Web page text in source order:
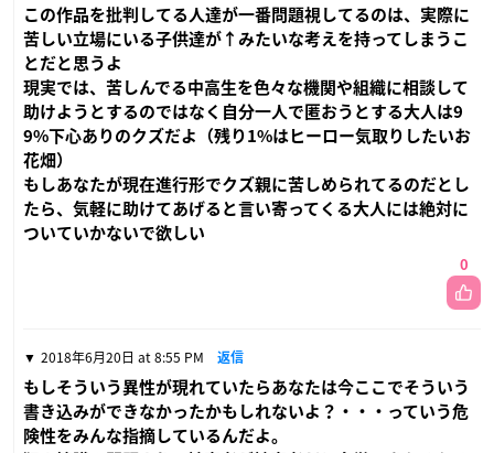
この作品を批判してる人達が一番問題視してるのは、実際に
苦しい立場にいる子供達が↑みたいな考えを持ってしまうこ
とだと思うよ
現実では、苦しんでる中高生を色々な機関や組織に相談して
助けようとするのではなく自分一人で匿おうとする大人は9
9%下心ありのクズだよ（残り1%はヒーロー気取りしたいお
花畑）
もしあなたが現在進行形でクズ親に苦しめられてるのだとし
たら、気軽に助けてあげると言い寄ってくる大人には絶対に
ついていかないで欲しい
0
2018年6月20日 at 8:55 PM 返信
もしそういう異性が現れていたらあなたは今ここでそういう
書き込みができなかったかもしれないよ？・・・っていう危
険性をみんな指摘しているんだよ。